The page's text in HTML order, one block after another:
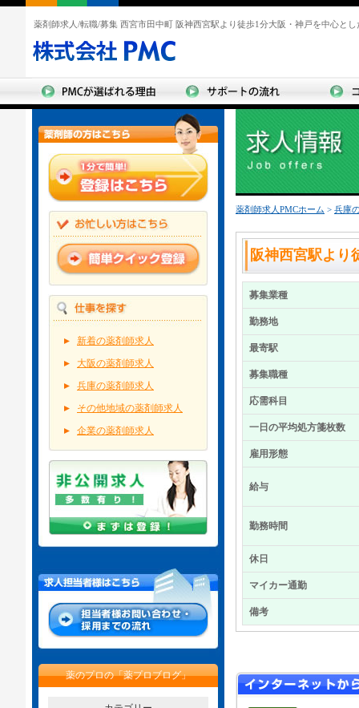
薬剤師求人/転職/募集 西宮市田中町 阪神西宮駅より徒歩1分大阪・神戸を中心と
新着の薬剤師求人
大阪の薬剤師求人
兵庫の薬剤師求人
その他地域の薬剤師求人
企業の薬剤師求人
薬のプロの「薬プロブログ」
薬剤師求人PMCホーム > 兵庫
阪神西宮駅より
募集業種
勤務地
最寄駅
募集職種
応需科目
一日の平均処方箋枚数
雇用形態
給与
勤務時間
休日
マイカー通勤
備考